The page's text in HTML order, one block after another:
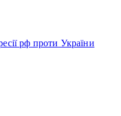
рф проти України